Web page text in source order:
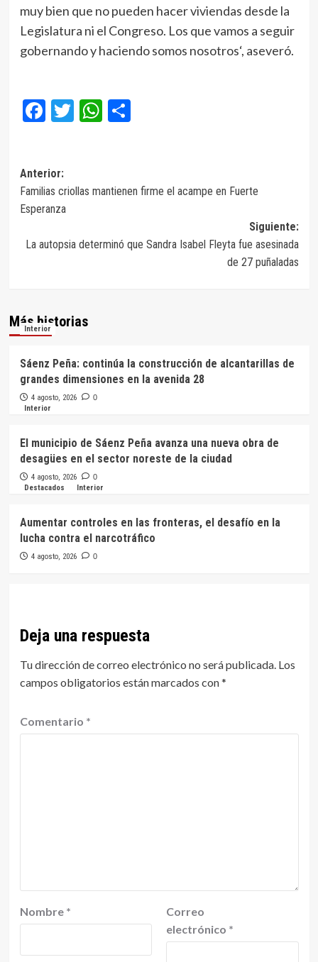
muy bien que no pueden hacer viviendas desde la
Legislatura ni el Congreso. Los que vamos a seguir
gobernando y haciendo somos nosotros‘, aseveró.
Facebook
Twitter
WhatsApp
Compartir
Navegación
de
entradas
Anterior:
Familias criollas mantienen firme el acampe en Fuerte
Esperanza
Siguiente:
La autopsia determinó que Sandra Isabel Fleyta fue asesinada
de 27 puñaladas
Más historias
Interior
Sáenz Peña: continúa la construcción de alcantarillas de
grandes dimensiones en la avenida 28
4 agosto, 2026 0
Interior
El municipio de Sáenz Peña avanza una nueva obra de
desagües en el sector noreste de la ciudad
4 agosto, 2026 0
Destacados Interior
Aumentar controles en las fronteras, el desafío en la
lucha contra el narcotráfico
4 agosto, 2026 0
Deja una respuesta
Tu dirección de correo electrónico no será publicada. Los
campos obligatorios están marcados con*
Comentario *
Nombre *
Correo
electrónico *